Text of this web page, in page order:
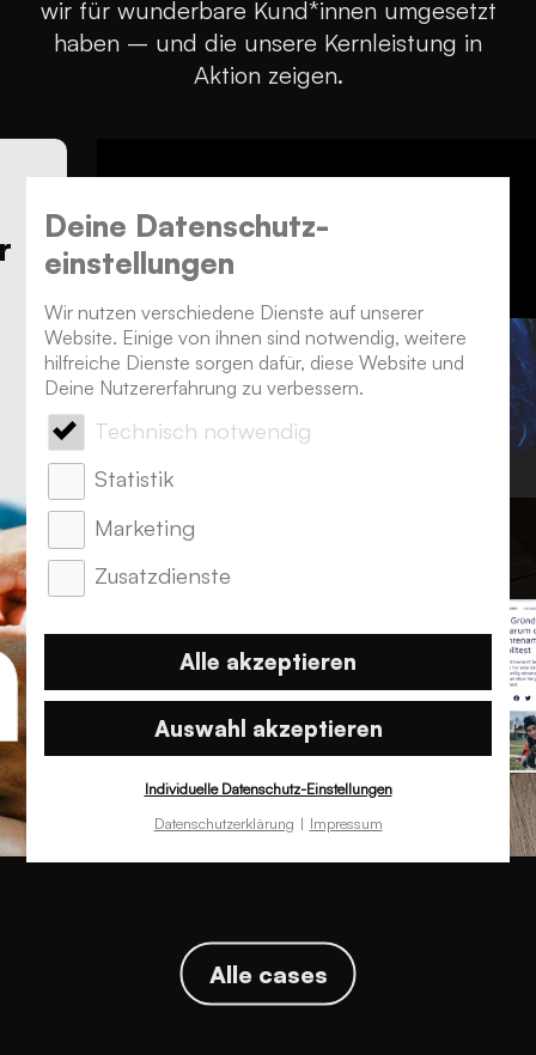
Deine Datenschutz­
einstellungen
Wir nutzen verschiedene Dienste auf unserer
Website. Einige von ihnen sind notwendig, weitere
hilfreiche Dienste sorgen dafür, diese Website und
Deine Nutzererfahrung zu verbessern.
Technisch notwendig
Statistik
Marketing
Zusatzdienste
Alle akzeptieren
Auswahl akzeptieren
Individuelle Datenschutz-Einstellungen
Datenschutzerklärung
Impressum
Sicherheit für uns an erster Stelle.
Daten über das Verhalten und die
Bedürfnisse ihrer Kund*innen sammeln – ein
appsolutes Muss also.
wir für wunderbare Kund*innen umgesetzt
haben – und die unsere Kernleistung in
Aktion zeigen.
Alle cases